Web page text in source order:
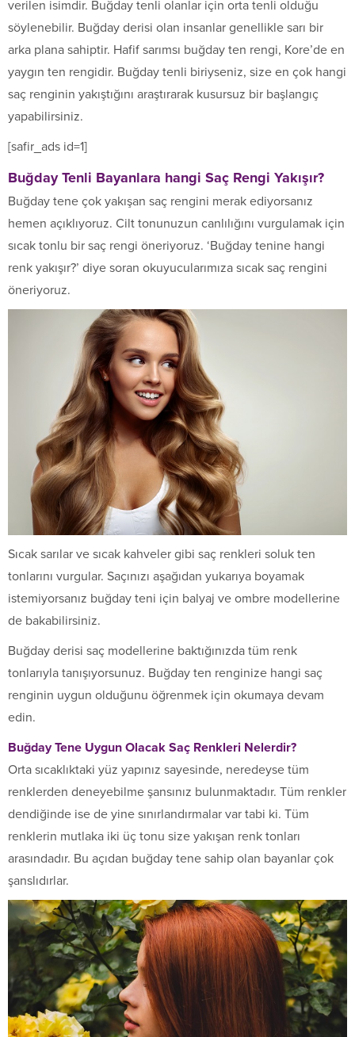
verilen isimdir. Buğday tenli olanlar için orta tenli olduğu
söylenebilir. Buğday derisi olan insanlar genellikle sarı bir
arka plana sahiptir. Hafif sarımsı buğday ten rengi, Kore’de en
yaygın ten rengidir. Buğday tenli biriyseniz, size en çok hangi
saç renginin yakıştığını araştırarak kusursuz bir başlangıç ​​
yapabilirsiniz.
[safir_ads id=1]
Buğday Tenli Bayanlara hangi Saç Rengi Yakışır?
Buğday tene çok yakışan saç rengini merak ediyorsanız
hemen açıklıyoruz. Cilt tonunuzun canlılığını vurgulamak için
sıcak tonlu bir saç rengi öneriyoruz. ‘Buğday tenine hangi
renk yakışır?’ diye soran okuyucularımıza sıcak saç rengini
öneriyoruz.
Sıcak sarılar ve sıcak kahveler gibi saç renkleri soluk ten
tonlarını vurgular. Saçınızı aşağıdan yukarıya boyamak
istemiyorsanız buğday teni için balyaj ve ombre modellerine
de bakabilirsiniz.
Buğday derisi saç modellerine baktığınızda tüm renk
tonlarıyla tanışıyorsunuz. Buğday ten renginize hangi saç
renginin uygun olduğunu öğrenmek için okumaya devam
edin.
Buğday Tene Uygun Olacak Saç Renkleri Nelerdir?
Orta sıcaklıktaki yüz yapınız sayesinde, neredeyse tüm
renklerden deneyebilme şansınız bulunmaktadır. Tüm renkler
dendiğinde ise de yine sınırlandırmalar var tabi ki. Tüm
renklerin mutlaka iki üç tonu size yakışan renk tonları
arasındadır. Bu açıdan buğday tene sahip olan bayanlar çok
şanslıdırlar.